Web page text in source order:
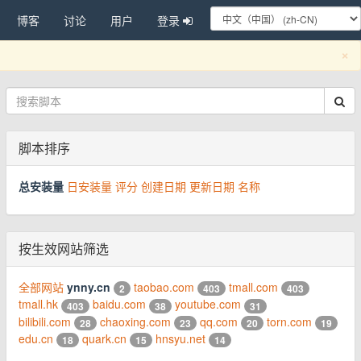
博客 讨论 用户 登录
×
脚本排序
总安装量 日安装量 评分 创建日期 更新日期 名称
按生效网站筛选
全部网站 ynny.cn 2 taobao.com 403 tmall.com 403
tmall.hk 403 baidu.com 38 youtube.com 31
bilibili.com 28 chaoxing.com 23 qq.com 20 torn.com 19
edu.cn 18 quark.cn 15 hnsyu.net 14